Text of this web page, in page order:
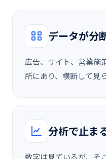
データが分
広告、サイト、営業施
所にあり、横断して見
分析で止ま
数字は見ているが、そ